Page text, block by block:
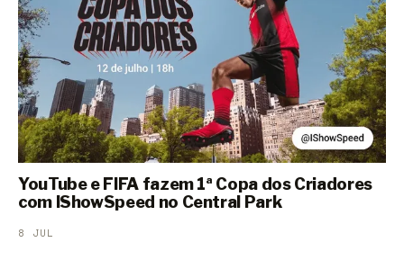
YouTube e FIFA fazem 1ª Copa dos Criadores
com IShowSpeed no Central Park
8 JUL